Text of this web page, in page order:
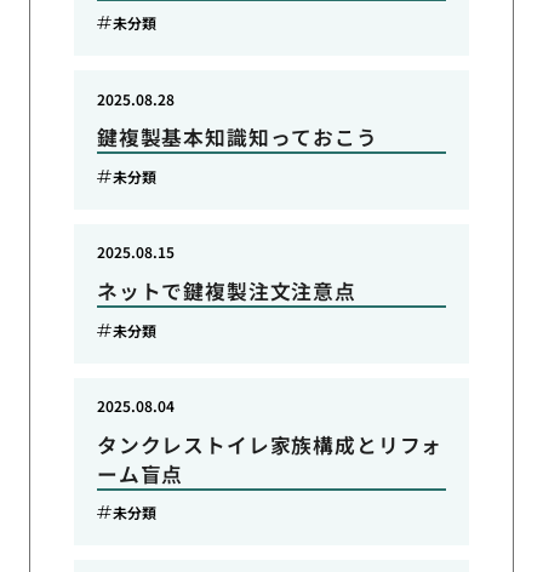
未分類
鍵複製基本知識知っておこう
2025.08.28
未分類
ネットで鍵複製注文注意点
2025.08.15
未分類
タンクレストイレ家族構成とリフォ
ーム盲点
2025.08.04
未分類